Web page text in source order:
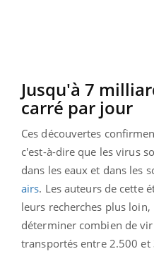
Jusqu'à 7
carré par jour
Ces découvertes
c'est-à-dire que les virus
dans les eaux et dans les
airs. Les auteurs de cette
leurs recherches plus
déterminer combien de
transportés entre 2.500